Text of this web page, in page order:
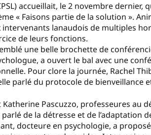
accueillait, le 2 novembre dernier,
« Faisons partie de la solution ».
intervenants lanaudois de multiples
de leurs fonctions.
une belle brochette de
a ouvert le bal avec une
Pour clore la journée, Rachel
parlé du protocole de bienveillance
Pascuzzo, professeures au
de la détresse et de l’adaptation
docteure en psychologie, a